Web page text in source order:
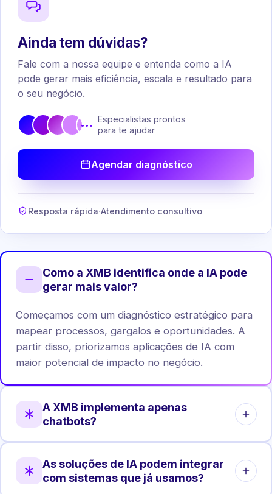
Ainda tem dúvidas?
Fale com a nossa equipe e entenda como a IA
pode gerar mais eficiência, escala e resultado para
o seu negócio.
•••
Especialistas prontos
para te ajudar
Agendar diagnóstico
Resposta rápida·Atendimento consultivo
Como a XMB identifica onde a IA pode
gerar mais valor?
Começamos com um diagnóstico estratégico para
mapear processos, gargalos e oportunidades. A
partir disso, priorizamos aplicações de IA com
maior potencial de impacto no negócio.
A XMB implementa apenas
chatbots?
Atuamos em automação de processos, análise de
dados, agentes internos, integrações e
As soluções de IA podem integrar
com sistemas que já usamos?